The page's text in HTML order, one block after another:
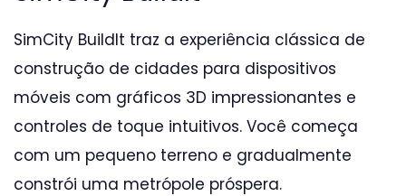
SimCity BuildIt traz a experiência clássica de
construção de cidades para dispositivos
móveis com gráficos 3D impressionantes e
controles de toque intuitivos. Você começa
com um pequeno terreno e gradualmente
constrói uma metrópole próspera.